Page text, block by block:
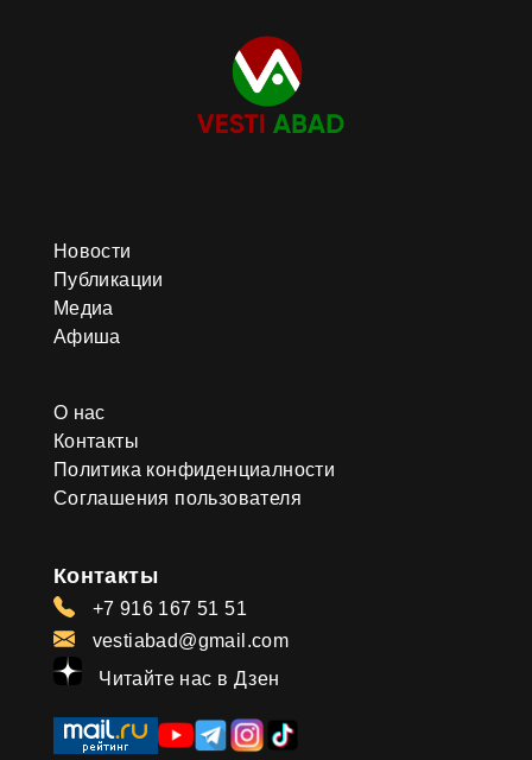
Новости
Публикации
Медиа
Афиша
О нас
Контакты
Политика конфиденциалности
Соглашения пользователя
Контакты
+7 916 167 51 51
vestiabad@gmail.com
Читайте нас в Дзен